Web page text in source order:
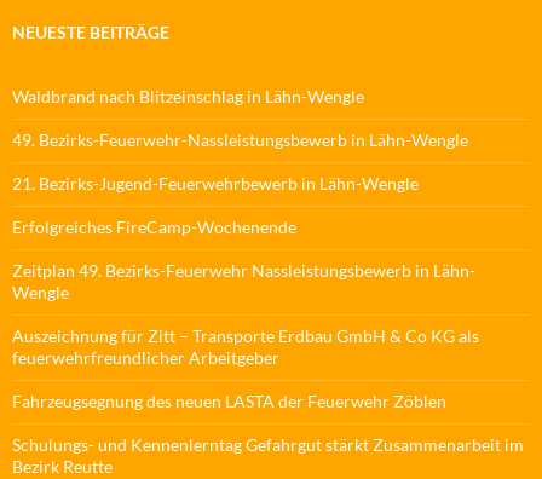
NEUESTE BEITRÄGE
Waldbrand nach Blitzeinschlag in Lähn-Wengle
49. Bezirks-Feuerwehr-Nassleistungsbewerb in Lähn-Wengle
21. Bezirks-Jugend-Feuerwehrbewerb in Lähn-Wengle
Erfolgreiches FireCamp-Wochenende
Zeitplan 49. Bezirks-Feuerwehr Nassleistungsbewerb in Lähn-
Wengle
Auszeichnung für Zitt – Transporte Erdbau GmbH & Co KG als
feuerwehrfreundlicher Arbeitgeber
Fahrzeugsegnung des neuen LASTA der Feuerwehr Zöblen
Schulungs- und Kennenlerntag Gefahrgut stärkt Zusammenarbeit im
Bezirk Reutte